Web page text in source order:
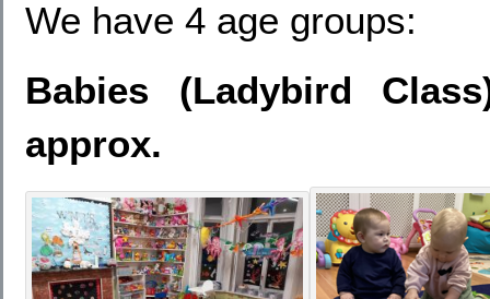
We have 4 age groups:
Babies (Ladybird
approx.